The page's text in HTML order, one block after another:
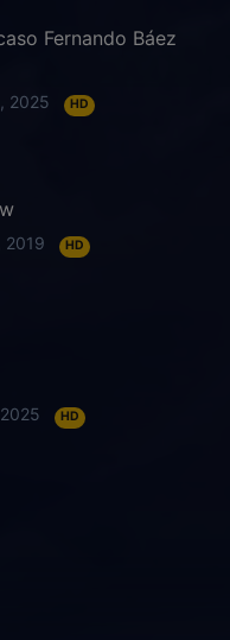
Fernando Báez
2025 HD
2019 HD
HD